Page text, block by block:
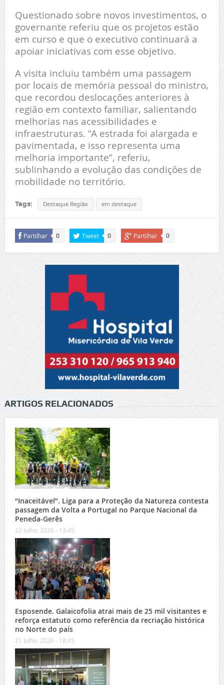
Questionado sobre novos investimentos, o
governante referiu que os projetos estão
em curso e que o executivo continuará a
apoiar iniciativas com esse objetivo.
A visita incluiu também uma passagem
por locais de memória pessoal do ministro,
que recordou deslocações anteriores à
região em contexto familiar, salientando
melhorias nas acessibilidades e
infraestruturas. “A estrada foi alargada e
pavimentada, e isso representa uma
melhoria importante”, referiu,
sublinhando a evolução das condições de
mobilidade no território.
Tags: Destaque Região em destaque
Partilhar 0 Tweet 0 Partilhar 0
ARTIGOS RELACIONADOS
“Inaceitável”. Liga para a Proteção da Natureza contesta
passagem da Volta a Portugal no Parque Nacional da
Peneda-Gerês
22 Julho, 2026 - 13:45
Esposende. Galaicofolia atrai mais de 25 mil visitantes e
reforça estatuto como referência da recriação histórica
no Norte do país
21 Julho, 2026 - 18:45